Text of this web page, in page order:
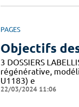
PAGES
Objectifs
3 DOSSIERS
régénérative,
U1183) e
22/03/2024 11:06